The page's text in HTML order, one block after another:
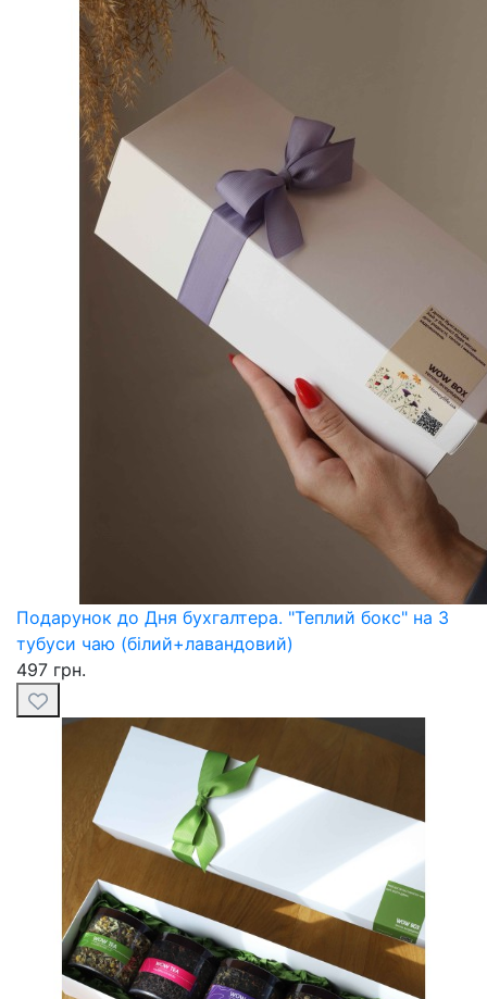
Подарунок до Дня бухгалтера. "Теплий бокс" на 3
тубуси чаю (білий+лавандовий)
497 грн.